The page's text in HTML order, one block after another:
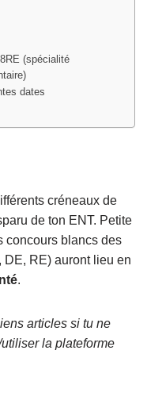
(spécialité
dates
créneaux de
de ton ENT. Petite
concours blancs des
DE, RE) auront lieu en
.
articles si tu ne
la plateforme